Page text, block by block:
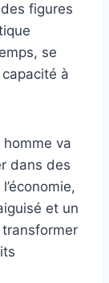
figures
se
à
va
dans des
et un
transformer